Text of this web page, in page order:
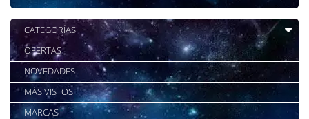
CATEGORÍAS
OFERTAS
NOVEDADES
MÁS VISTOS
MARCAS